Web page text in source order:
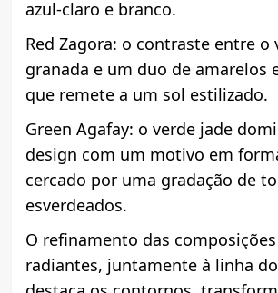
azul-claro e branco.
Red Zagora: o contraste entre o
granada e um duo de amarelos
que remete a um sol estilizado.
Green Agafay: o verde jade
design com um motivo em
cercado por uma gradação de
esverdeados.
O refinamento das
radiantes, juntamente à linha